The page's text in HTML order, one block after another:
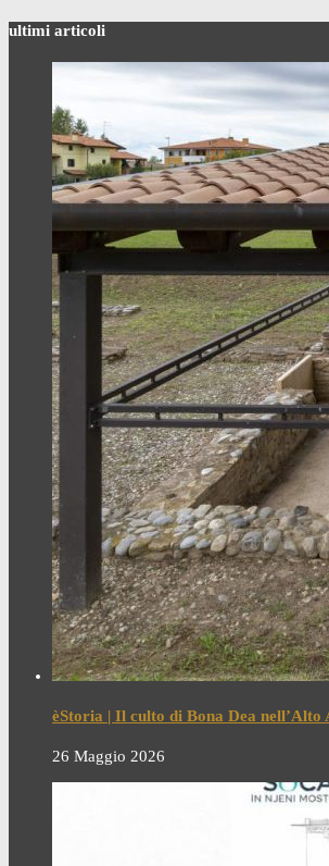
ultimi articoli
èStoria | Il culto di Bona Dea
26 Maggio 2026